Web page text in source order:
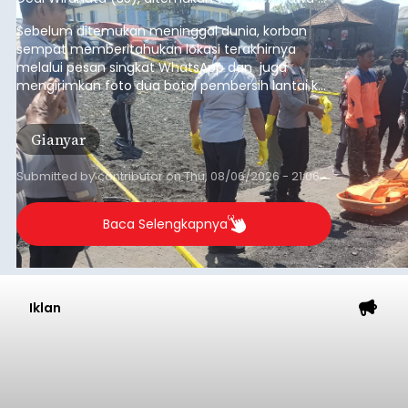
pesisir Pantai Purnama, Sukawati.
Sebelum ditemukan meninggal dunia, korban
sempat memberitahukan lokasi terakhirnya
melalui pesan singkat WhatsApp dan juga
mengirimkan foto dua botol pembersih lantai ke
istrinya.
Gianyar
Submitted bycontributoronThu, 08/06/2026 - 21:06
Baca Selengkapnya
Iklan